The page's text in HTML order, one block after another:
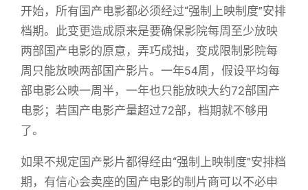
开始，所有国产电影都必须经过“强制上映制度”安排
档期。此变更造成原来是要确保影院每周至少放映
两部国产电影的原意，弄巧成拙，变成限制影院每
周只能放映两部国产影片。一年54周，假设平均每
部电影公映一周半，一年也只能放映大约72部国产
电影；若国产电影产量超过72部，档期就不够用
了。
如果不规定国产影片都得经由“强制上映制度”安排档
期，有信心会卖座的国产电影的制片商可以不必申